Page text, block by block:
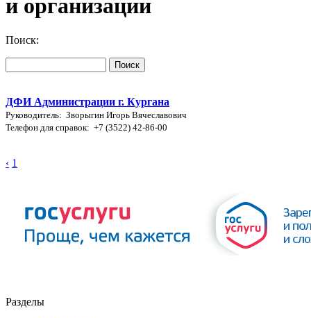
и организации
Поиск:
ДФИ Администрации г. Кургана
Руководитель: Зворыгин Игорь Вячеславович
Телефон для справок: +7 (3522) 42-86-00
‹ 1
Разделы